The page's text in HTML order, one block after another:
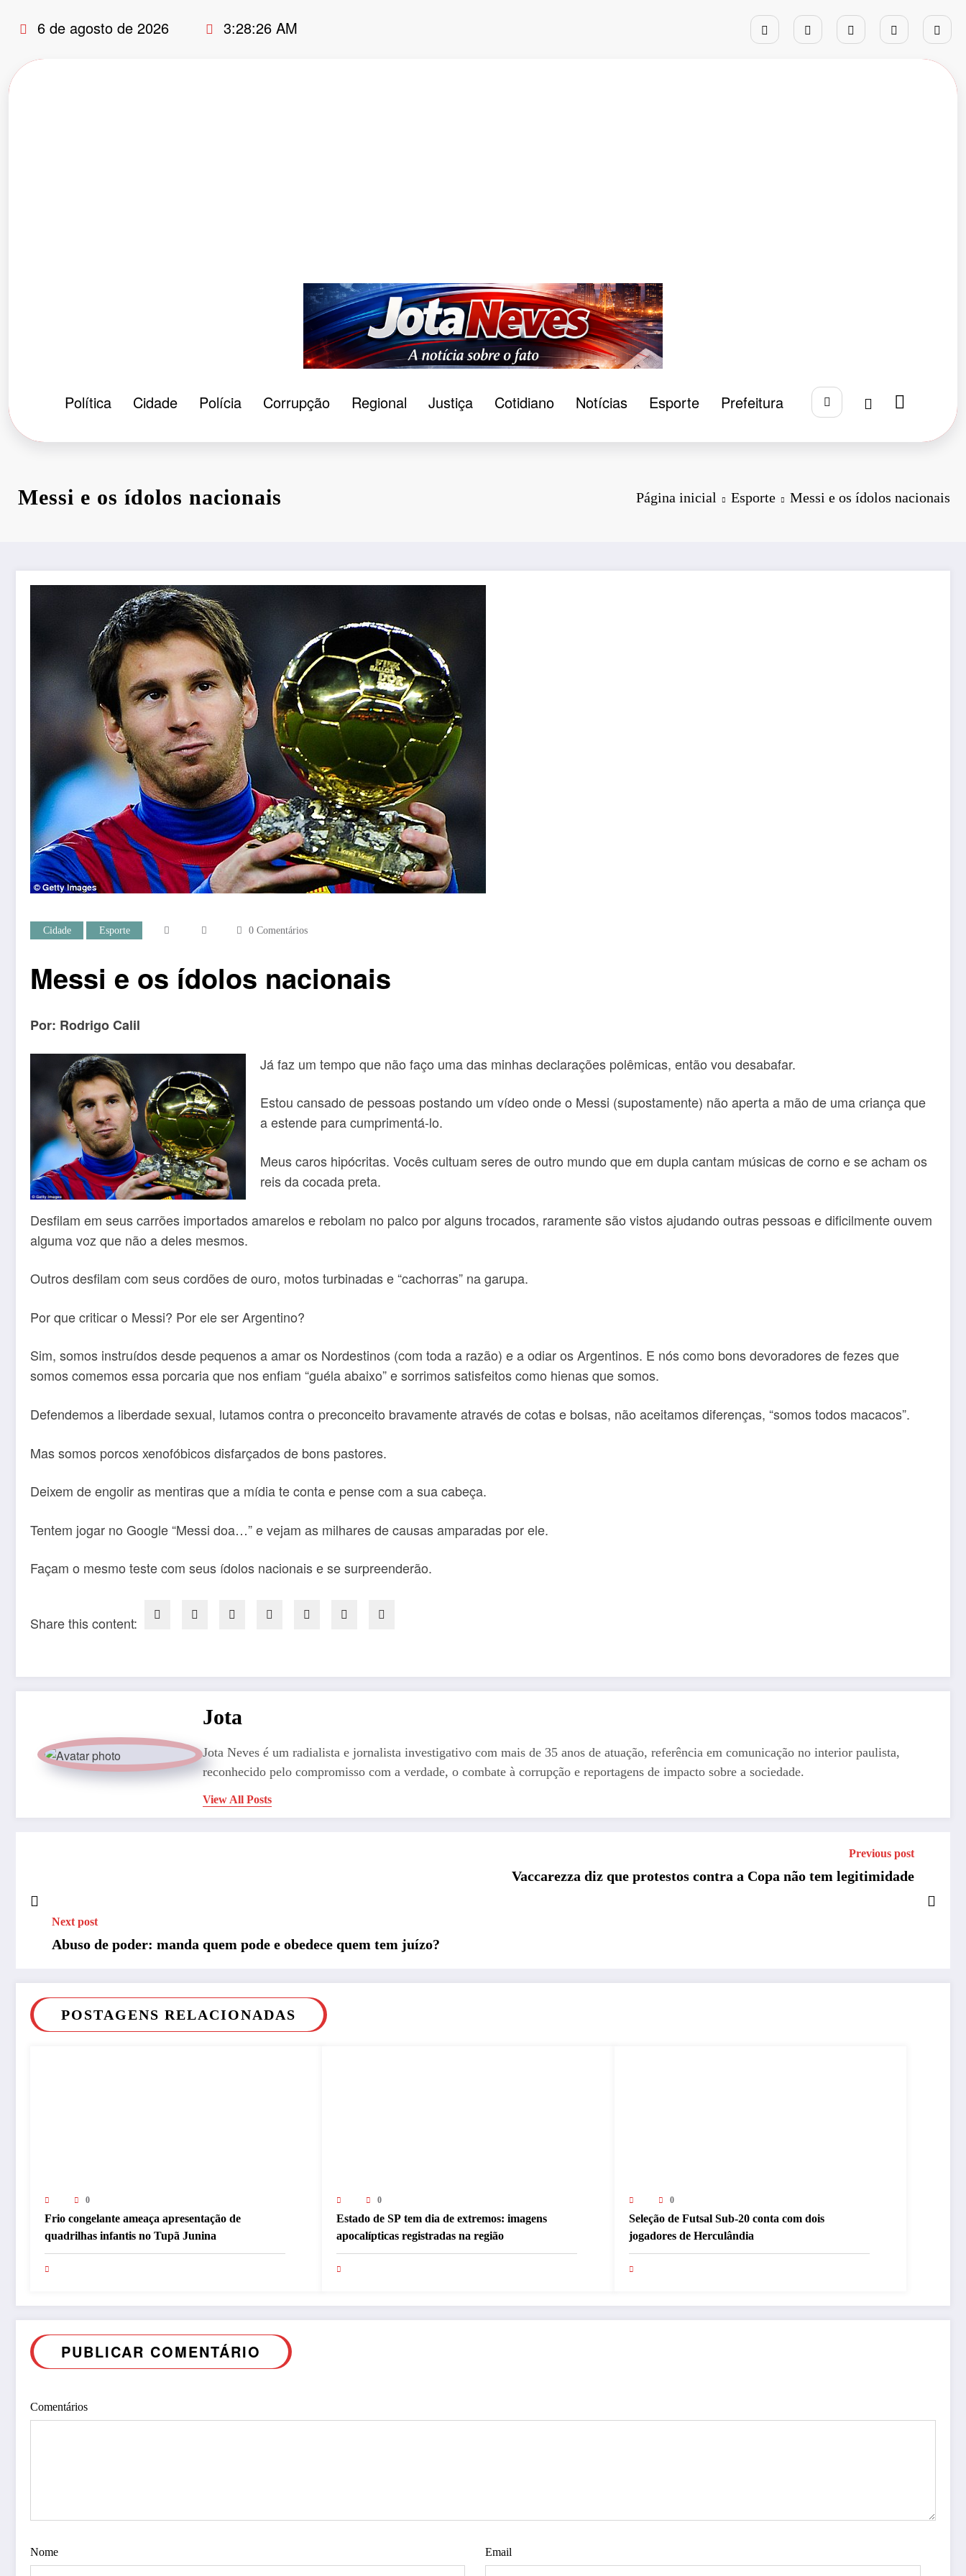
para
conteúdo
6 de agosto de 2026 3:28:27 AM
Política Cidade Polícia Corrupção Regional Justiça Cotidiano Notícias Esporte Prefeitura
Messi e os ídolos nacionais Página inicial Esporte Messi e os ídolos nacionais
Cidade Esporte 0 Comentários
Messi e os ídolos nacionais
Por: Rodrigo Calil
Já faz um tempo que não faço uma das minhas declarações polêmicas, então vou desabafar.
Estou cansado de pessoas postando um vídeo onde o Messi (supostamente) não aperta a mão de uma criança que
a estende para cumprimentá-lo.
Meus caros hipócritas. Vocês cultuam seres de outro mundo que em dupla cantam músicas de corno e se acham os
reis da cocada preta.
Desfilam em seus carrões importados amarelos e rebolam no palco por alguns trocados, raramente são vistos ajudando outras pessoas e dificilmente ouvem
alguma voz que não a deles mesmos.
Outros desfilam com seus cordões de ouro, motos turbinadas e “cachorras” na garupa.
Por que criticar o Messi? Por ele ser Argentino?
Sim, somos instruídos desde pequenos a amar os Nordestinos (com toda a razão) e a odiar os Argentinos. E nós como bons devoradores de fezes que
somos comemos essa porcaria que nos enfiam “guéla abaixo” e sorrimos satisfeitos como hienas que somos.
Defendemos a liberdade sexual, lutamos contra o preconceito bravamente através de cotas e bolsas, não aceitamos diferenças, “somos todos macacos”.
Mas somos porcos xenofóbicos disfarçados de bons pastores.
Deixem de engolir as mentiras que a mídia te conta e pense com a sua cabeça.
Tentem jogar no Google “Messi doa…” e vejam as milhares de causas amparadas por ele.
Façam o mesmo teste com seus ídolos nacionais e se surpreenderão.
Share this content:
Jota
Jota Neves é um radialista e jornalista investigativo com mais de 35 anos de atuação, referência em comunicação no interior paulista,
reconhecido pelo compromisso com a verdade, o combate à corrupção e reportagens de impacto sobre a sociedade.
View All Posts
Previous post
Vaccarezza diz que protestos contra a Copa não tem legitimidade
Next post
Abuso de poder: manda quem pode e obedece quem tem juízo?
POSTAGENS RELACIONADAS
0
Frio congelante ameaça apresentação de
quadrilhas infantis no Tupã Junina
0
Estado de SP tem dia de extremos: imagens
apocalípticas registradas na região
0
Seleção de Futsal Sub-20 conta com dois
jogadores de Herculândia
PUBLICAR COMENTÁRIO
Comentários
Nome Email